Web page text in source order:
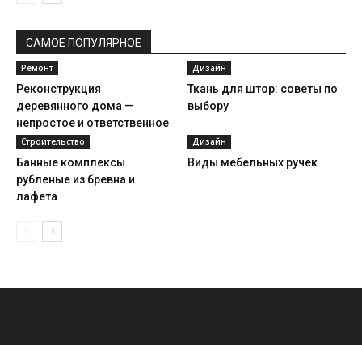
САМОЕ ПОПУЛЯРНОЕ
Ремонт
Реконструкция
деревянного дома —
непростое и ответственное
дело
Дизайн
Ткань для штор: советы по
выбору
Строительство
Банные комплексы
рубленые из бревна и
лафета
Дизайн
Виды мебельных ручек